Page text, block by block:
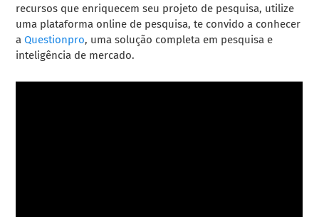
recursos que enriquecem seu projeto de pesquisa, utilize
uma plataforma online de pesquisa, te convido a conhecer
a Questionpro, uma solução completa em pesquisa e
inteligência de mercado.